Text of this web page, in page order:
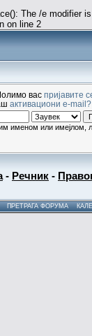
The /e modifier
on line 2
вас пријавите
активациони e-mail?
именом или имејлом,
- Речник -
ПРЕТРАГА ФОРУМА